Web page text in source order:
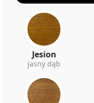
Jesion
jasny dąb